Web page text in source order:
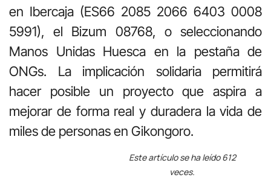
en Ibercaja (ES66 2085 2066 6403 0008
5991), el Bizum 08768, o seleccionando
Manos Unidas Huesca en la pestaña de
ONGs. La implicación solidaria permitirá
hacer posible un proyecto que aspira a
mejorar de forma real y duradera la vida de
miles de personas en Gikongoro.
Este artículo se ha leído 612
veces.